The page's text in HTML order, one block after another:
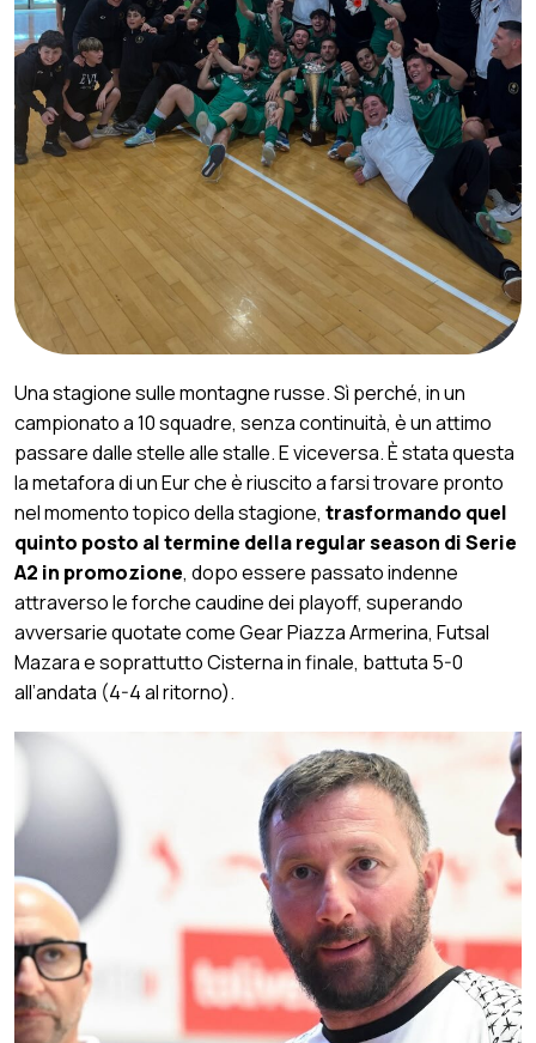
Una stagione sulle montagne russe. Sì perché, in un
campionato a 10 squadre, senza continuità, è un attimo
passare dalle stelle alle stalle. E viceversa. È stata questa
la metafora di un Eur che è riuscito a farsi trovare pronto
nel momento topico della stagione, trasformando quel
quinto posto al termine della regular season di Serie
A2 in promozione, dopo essere passato indenne
attraverso le forche caudine dei playoff, superando
avversarie quotate come Gear Piazza Armerina, Futsal
Mazara e soprattutto Cisterna in finale, battuta 5-0
all’andata (4-4 al ritorno).